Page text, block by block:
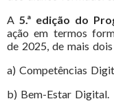
A 5.ª edição do
ação em termos
de 2025, de mais
a) Competências
b) Bem-Estar Digital.